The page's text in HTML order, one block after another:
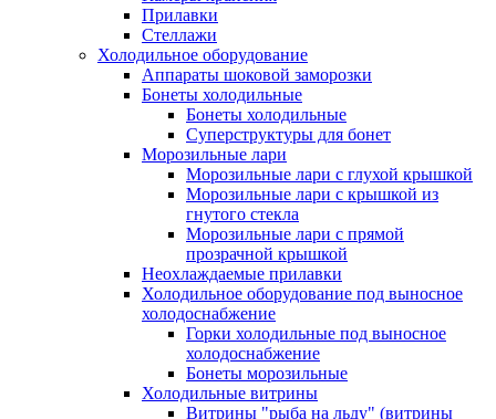
Прилавки
Стеллажи
Холодильное оборудование
Аппараты шоковой заморозки
Бонеты холодильные
Бонеты холодильные
Суперструктуры для бонет
Морозильные лари
Морозильные лари с глухой крышкой
Морозильные лари с крышкой из
гнутого стекла
Морозильные лари с прямой
прозрачной крышкой
Неохлаждаемые прилавки
Холодильное оборудование под выносное
холодоснабжение
Горки холодильные под выносное
холодоснабжение
Бонеты морозильные
Холодильные витрины
Витрины "рыба на льду" (витрины